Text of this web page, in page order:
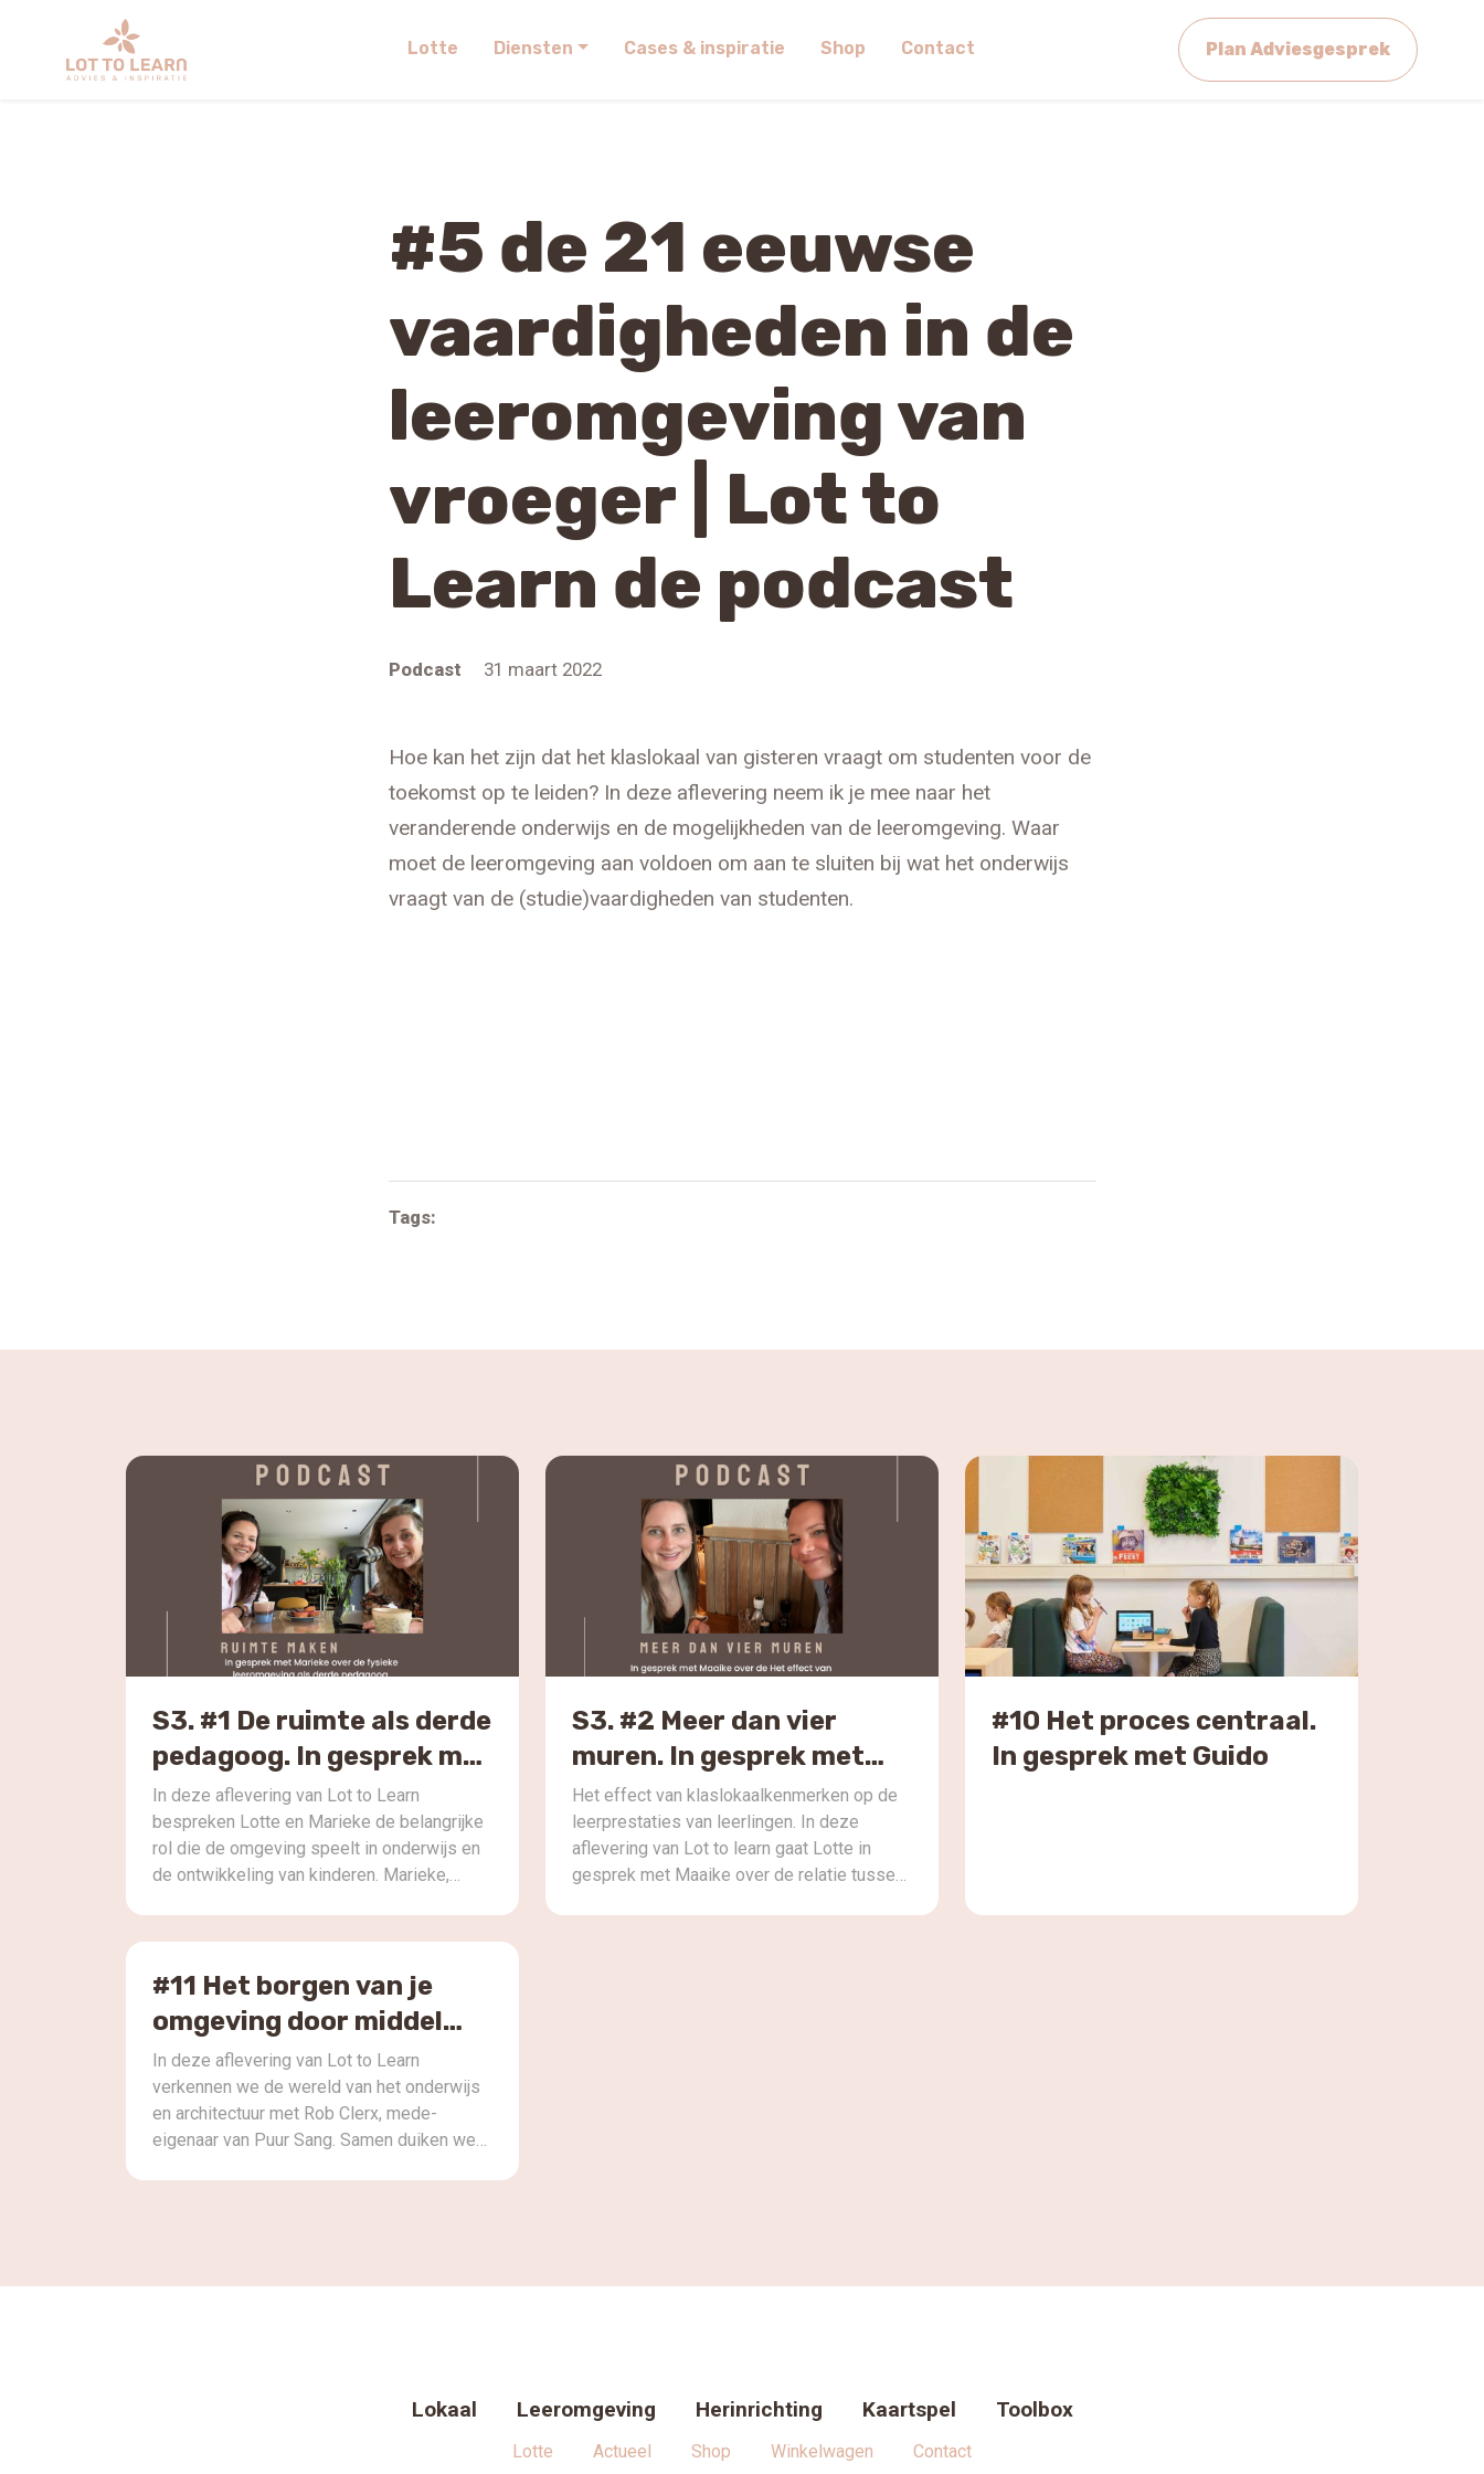
Lotte Diensten Cases & inspiratie Shop Contact Plan Adviesgesprek
#5 de 21 eeuwse
vaardigheden in de
leeromgeving van
vroeger | Lot to
Learn de podcast
Podcast 31 maart 2022
Hoe kan het zijn dat het klaslokaal van gisteren vraagt om studenten voor de
toekomst op te leiden? In deze aflevering neem ik je mee naar het
veranderende onderwijs en de mogelijkheden van de leeromgeving. Waar
moet de leeromgeving aan voldoen om aan te sluiten bij wat het onderwijs
vraagt van de (studie)vaardigheden van studenten.
Tags:
S3. #1 De ruimte als derde
pedagoog. In gesprek met
Marieke
In deze aflevering van Lot to Learn
bespreken Lotte en Marieke de belangrijke
rol die de omgeving speelt in onderwijs en
de ontwikkeling van kinderen. Marieke,
leren en groei bevorderen. Ze onderzoeken
het belang van de integratie van natuur en
duurzaamheid […]
S3. #2 Meer dan vier
muren. In gesprek met
Maaike Engels
Het effect van klaslokaalkenmerken op de
leerprestaties van leerlingen. In deze
aflevering van Lot to learn gaat Lotte in
gesprek met Maaike over de relatie tussen
#10 Het proces centraal.
In gesprek met Guido
#11 Het borgen van je
omgeving door middel
van onderhoud.
In deze aflevering van Lot to Learn
verkennen we de wereld van het onderwijs
en architectuur met Rob Clerx, mede-
eigenaar van Puur Sang. Samen duiken we
Lokaal Leeromgeving Herinrichting Kaartspel Toolbox
Lotte Actueel Shop Winkelwagen Contact